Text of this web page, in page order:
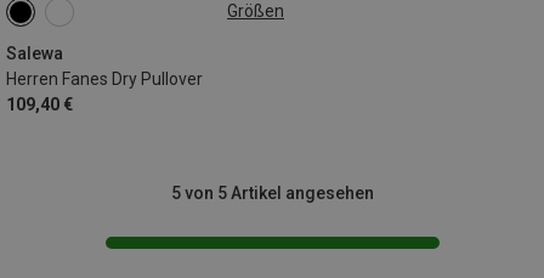
Größen
Salewa
Herren Fanes Dry Pullover
109,40 €
S M
3XL
5 von 5 Artikel angesehen